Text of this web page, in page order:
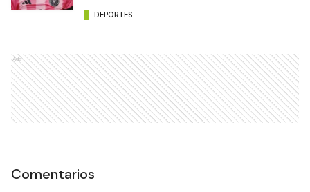
DEPORTES
Ads
Comentarios